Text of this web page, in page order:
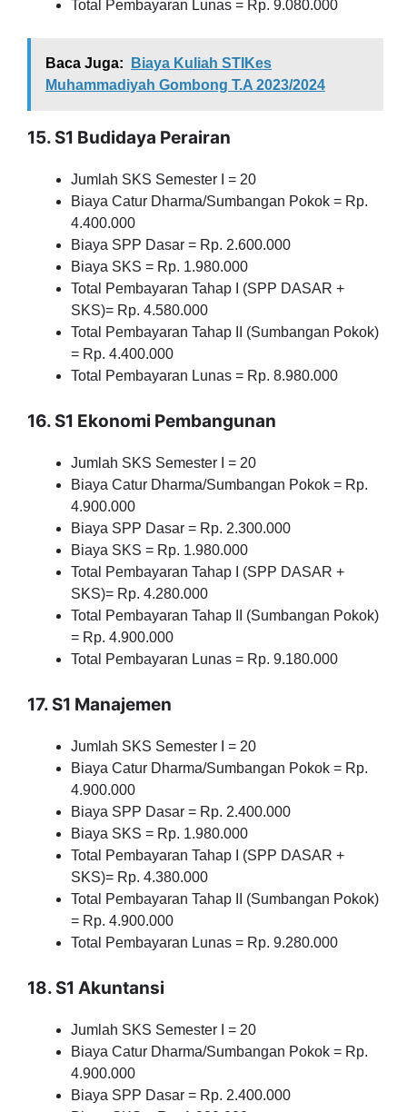
Total Pembayaran Lunas = Rp. 9.080.000
Baca Juga:
Biaya Kuliah STIKes
Muhammadiyah Gombong T.A 2023/2024
15. S1 Budidaya Perairan
Jumlah SKS Semester I = 20
Biaya Catur Dharma/Sumbangan Pokok = Rp.
4.400.000
Biaya SPP Dasar = Rp. 2.600.000
Biaya SKS = Rp. 1.980.000
Total Pembayaran Tahap I (SPP DASAR +
SKS)= Rp. 4.580.000
Total Pembayaran Tahap II (Sumbangan Pokok)
= Rp. 4.400.000
Total Pembayaran Lunas = Rp. 8.980.000
16. S1 Ekonomi Pembangunan
Jumlah SKS Semester I = 20
Biaya Catur Dharma/Sumbangan Pokok = Rp.
4.900.000
Biaya SPP Dasar = Rp. 2.300.000
Biaya SKS = Rp. 1.980.000
Total Pembayaran Tahap I (SPP DASAR +
SKS)= Rp. 4.280.000
Total Pembayaran Tahap II (Sumbangan Pokok)
= Rp. 4.900.000
Total Pembayaran Lunas = Rp. 9.180.000
17. S1 Manajemen
Jumlah SKS Semester I = 20
Biaya Catur Dharma/Sumbangan Pokok = Rp.
4.900.000
Biaya SPP Dasar = Rp. 2.400.000
Biaya SKS = Rp. 1.980.000
Total Pembayaran Tahap I (SPP DASAR +
SKS)= Rp. 4.380.000
Total Pembayaran Tahap II (Sumbangan Pokok)
= Rp. 4.900.000
Total Pembayaran Lunas = Rp. 9.280.000
18. S1 Akuntansi
Jumlah SKS Semester I = 20
Biaya Catur Dharma/Sumbangan Pokok = Rp.
4.900.000
Biaya SPP Dasar = Rp. 2.400.000